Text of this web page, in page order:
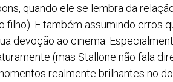
quando ele se lembra da
filho). E também assumindo erros
devoção ao cinema.
(mas Stallone não fala
realmente brilhantes no